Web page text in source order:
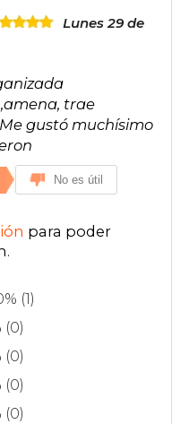
Lunes 29 de
trae
gustó muchísimo
No es útil
para poder
.
(1)
(0)
(0)
(0)
(0)